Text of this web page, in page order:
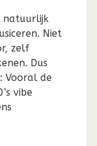
natuurlijk
Niet
zelf
Dus
Vooral de
vibe